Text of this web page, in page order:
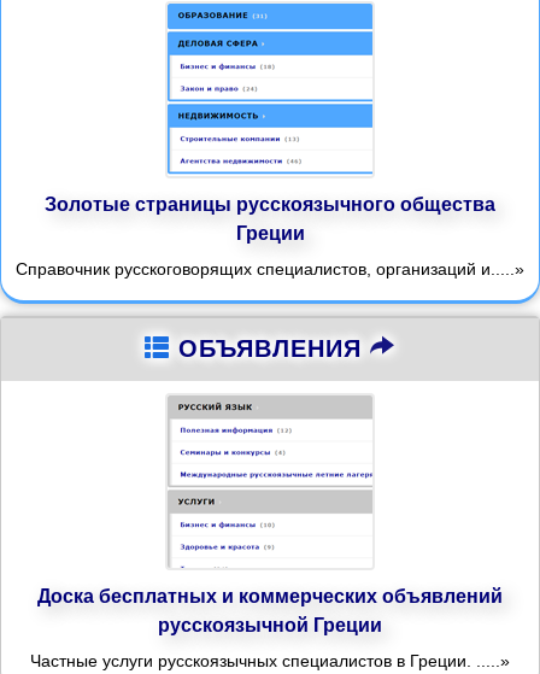
Золотые страницы русскоязычного общества
Греции
Справочник русскоговорящих специалистов, организаций и.....»
ОБЪЯВЛЕНИЯ
Доска бесплатных и коммерческих объявлений
русскоязычной Греции
Частные услуги русскоязычных специалистов в Греции. .....»